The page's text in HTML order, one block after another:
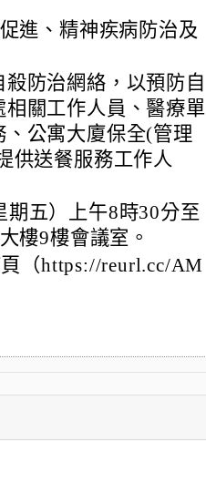
進、精神疾病防治及
防治網絡，以預防自
關工作人員、醫療單
公寓大廈保全(管理
供送餐服務工作人
五）上午8時30分至
樓9樓會議室。
（https://reurl.cc/AM